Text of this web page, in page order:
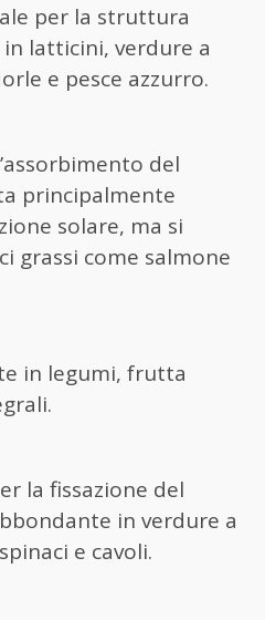
per la struttura
latticini, verdure a
e pesce azzurro.
del
principalmente
solare, ma si
grassi come salmone
in legumi, frutta
la fissazione del
in verdure a
e cavoli.